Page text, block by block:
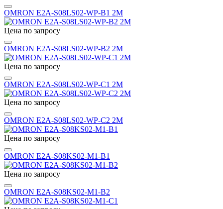
OMRON E2A-S08LS02-WP-B1 2M
Цена по запросу
OMRON E2A-S08LS02-WP-B2 2M
Цена по запросу
OMRON E2A-S08LS02-WP-C1 2M
Цена по запросу
OMRON E2A-S08LS02-WP-C2 2M
Цена по запросу
OMRON E2A-S08KS02-M1-B1
Цена по запросу
OMRON E2A-S08KS02-M1-B2